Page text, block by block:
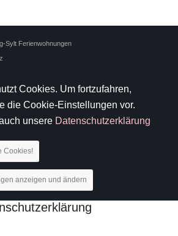
Sylt Ferienwohnungen
Cookies. Um fortzufahren,
die Cookie-Einstellungen vor.
unsere Datenschutzerklärung
Cookies!
anzeigen und ändern